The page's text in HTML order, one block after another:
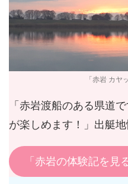
「赤岩 カヤ
「赤岩渡船のある県道
が楽しめます！」出艇地
「赤岩の体験記を見